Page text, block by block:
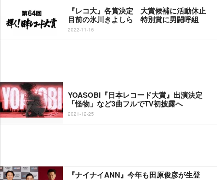
『レコ大』各賞決定 大賞候補に活動休止
目前の氷川きよしら 特別賞に男闘呼組
2022-11-16
YOASOBI『日本レコード大賞』出演決定
「怪物」など3曲フルでTV初披露へ
2021-12-25
『ナイナイANN』今年も田原俊彦が生登